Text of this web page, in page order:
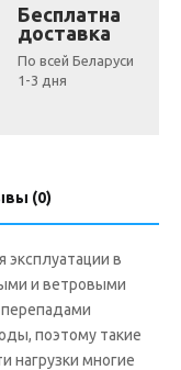
Бесплатна
доставка
По всей Беларуси
1-3 дня
(0)
в
и ветровыми
поэтому такие
нагрузки многие